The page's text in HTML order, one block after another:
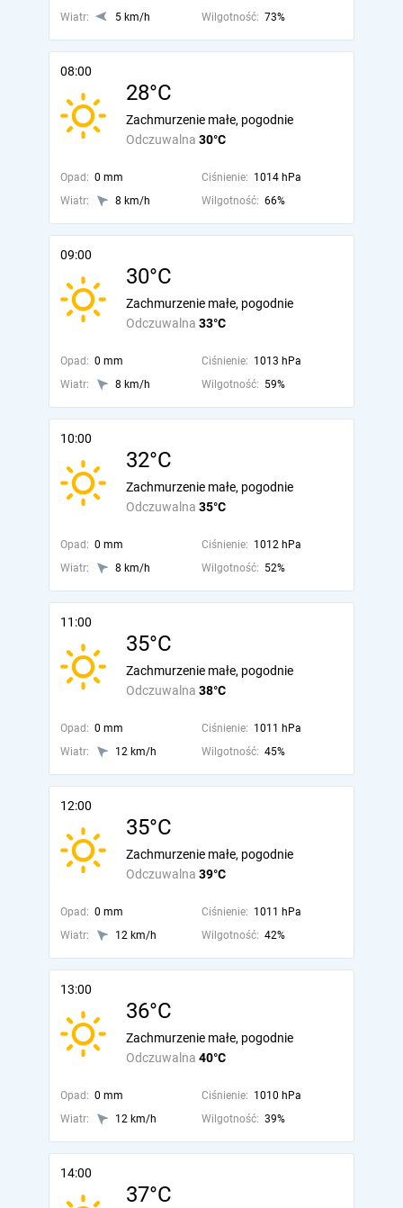
Wiatr: 5 km/h Wilgotność: 73%
08:00
28°C
Odczuwalna 30°C
Zachmurzenie małe, pogodnie
Opad: 0 mm Ciśnienie: 1014 hPa
Wiatr:
8 km/h Wilgotność: 66%
09:00
30°C
Odczuwalna 33°C
Zachmurzenie małe, pogodnie
Opad: 0 mm Ciśnienie: 1013 hPa
Wiatr:
8 km/h Wilgotność: 59%
10:00
32°C
Odczuwalna 35°C
Zachmurzenie małe, pogodnie
Opad: 0 mm Ciśnienie: 1012 hPa
Wiatr:
8 km/h Wilgotność: 52%
11:00
35°C
Odczuwalna 38°C
Zachmurzenie małe, pogodnie
Opad: 0 mm Ciśnienie: 1011 hPa
Wiatr:
12 km/h Wilgotność: 45%
12:00
35°C
Odczuwalna 39°C
Zachmurzenie małe, pogodnie
Opad: 0 mm Ciśnienie: 1011 hPa
Wiatr:
12 km/h Wilgotność: 42%
13:00
36°C
Odczuwalna 40°C
Zachmurzenie małe, pogodnie
Opad: 0 mm Ciśnienie: 1010 hPa
Wiatr:
12 km/h Wilgotność: 39%
14:00
37°C